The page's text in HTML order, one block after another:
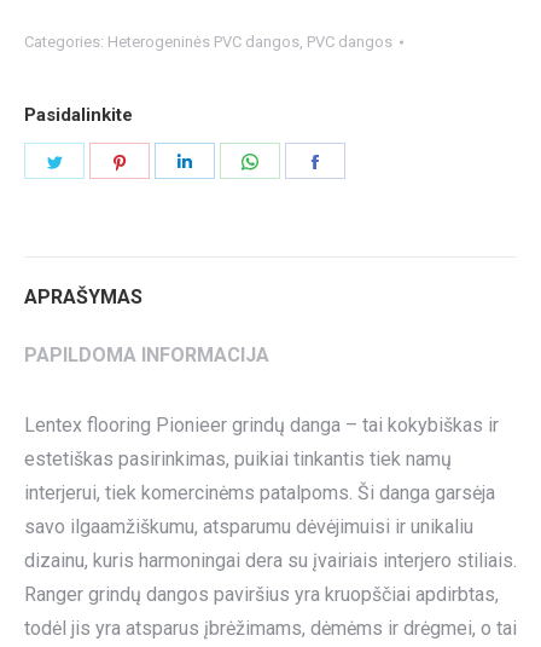
Categories: Heterogeninės PVC dangos, PVC dangos
Pasidalinkite
APRAŠYMAS
PAPILDOMA INFORMACIJA
Lentex flooring Pionieer grindų danga – tai kokybiškas ir
estetiškas pasirinkimas, puikiai tinkantis tiek namų
interjerui, tiek komercinėms patalpoms. Ši danga garsėja
savo ilgaamžiškumu, atsparumu dėvėjimuisi ir unikaliu
dizainu, kuris harmoningai dera su įvairiais interjero stiliais.
Ranger grindų dangos paviršius yra kruopščiai apdirbtas,
todėl jis yra atsparus įbrėžimams, dėmėms ir drėgmei, o tai